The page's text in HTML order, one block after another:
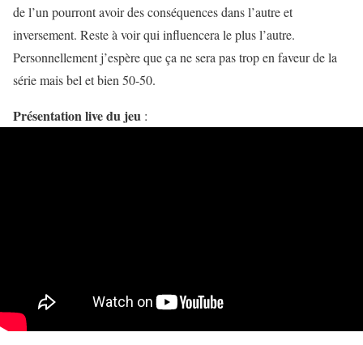
de l’un pourront avoir des conséquences dans l’autre et
inversement. Reste à voir qui influencera le plus l’autre.
Personnellement j’espère que ça ne sera pas trop en faveur de la
série mais bel et bien 50-50.
Présentation live du jeu :